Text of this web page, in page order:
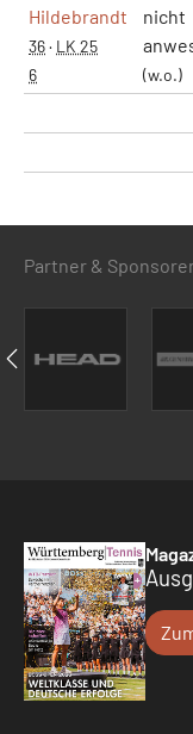
Hildebrandt
36· LK 25
6
nicht
(w.o.)
Partner &